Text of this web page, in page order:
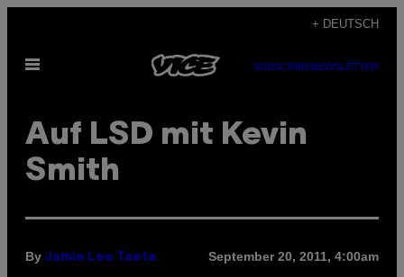
content
+ DEUTSCH
Open
SUBSCRIBENEWSLETTER
Auf LSD mit Kevin
Smith
By Jamie Lee Taete September 20, 2011, 4:00am